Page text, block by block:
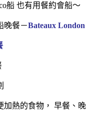
船 也有用餐約會船～
晚餐－Bateaux London
加熱的食物， 早餐、晚